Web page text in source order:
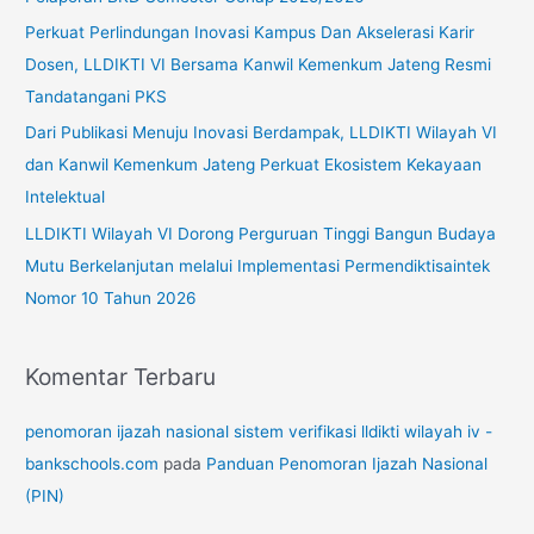
u
k
:
Perkuat Perlindungan Inovasi Kampus Dan Akselerasi Karir
Dosen, LLDIKTI VI Bersama Kanwil Kemenkum Jateng Resmi
Tandatangani PKS
Dari Publikasi Menuju Inovasi Berdampak, LLDIKTI Wilayah VI
dan Kanwil Kemenkum Jateng Perkuat Ekosistem Kekayaan
Intelektual
LLDIKTI Wilayah VI Dorong Perguruan Tinggi Bangun Budaya
Mutu Berkelanjutan melalui Implementasi Permendiktisaintek
Nomor 10 Tahun 2026
Komentar Terbaru
penomoran ijazah nasional sistem verifikasi lldikti wilayah iv -
bankschools.com pada Panduan Penomoran Ijazah Nasional
(PIN)